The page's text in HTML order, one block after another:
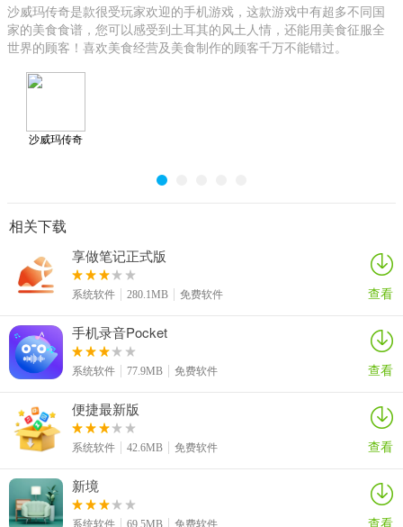
沙威玛传奇是款很受玩家欢迎的手机游戏，这款游戏中有超多不同国
家的美食食谱，您可以感受到土耳其的风土人情，还能用美食征服全
世界的顾客！喜欢美食经营及美食制作的顾客千万不能错过。
沙威玛传奇
相关下载
享做笔记正式版
系统软件 280.1MB 免费软件 查看
手机录音Pocket
系统软件 77.9MB 免费软件 查看
便捷最新版
系统软件 42.6MB 免费软件 查看
新境
系统软件 69.5MB 免费软件 查看